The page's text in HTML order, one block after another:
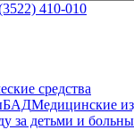
410-010
средства
БАДМедицинские
за детьми и